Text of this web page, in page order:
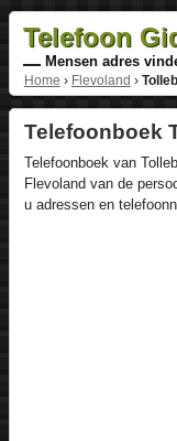
Telefoon
Mensen adres
Home › Flevoland ›
Telefoonboek
Telefoonboek van
Flevoland van de
u adressen en